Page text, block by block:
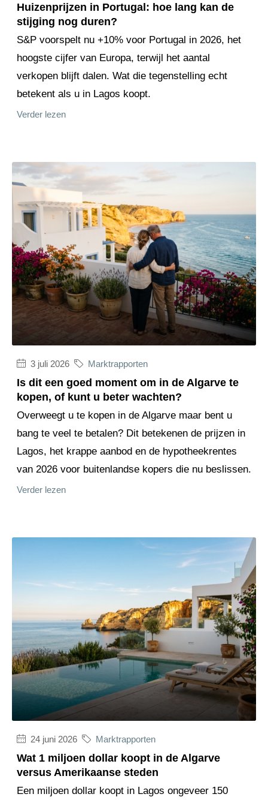
Huizenprijzen in Portugal: hoe lang kan de
stijging nog duren?
S&P voorspelt nu +10% voor Portugal in 2026, het
hoogste cijfer van Europa, terwijl het aantal
verkopen blijft dalen. Wat die tegenstelling echt
betekent als u in Lagos koopt.
Verder lezen
3 juli 2026 Marktrapporten
Is dit een goed moment om in de Algarve te
kopen, of kunt u beter wachten?
Overweegt u te kopen in de Algarve maar bent u
bang te veel te betalen? Dit betekenen de prijzen in
Lagos, het krappe aanbod en de hypotheekrentes
van 2026 voor buitenlandse kopers die nu beslissen.
Verder lezen
24 juni 2026 Marktrapporten
Wat 1 miljoen dollar koopt in de Algarve
versus Amerikaanse steden
Een miljoen dollar koopt in Lagos ongeveer 150